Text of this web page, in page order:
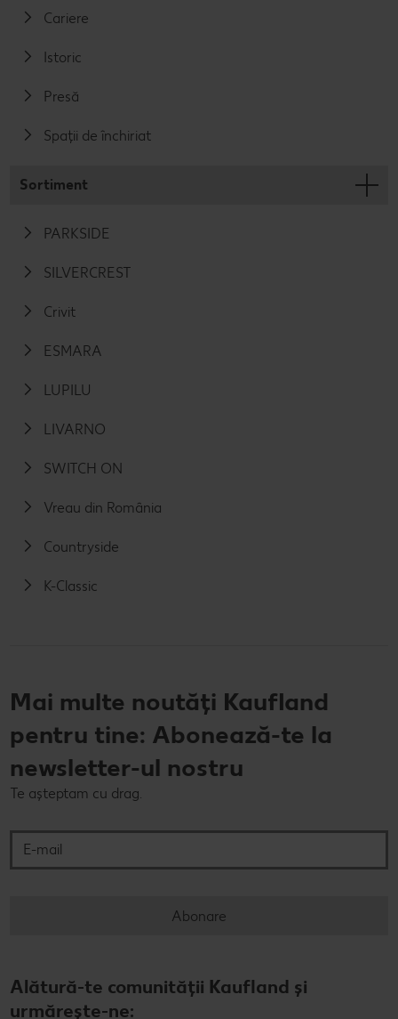
Cariere
Istoric
Presă
Spații de închiriat
Sortiment
PARKSIDE
SILVERCREST
Crivit
ESMARA
LUPILU
LIVARNO
SWITCH ON
Vreau din România
Countryside
K-Classic
Mai multe noutăți Kaufland
pentru tine: Abonează-te la
newsletter-ul nostru
Te așteptam cu drag.
Abonare
Alătură-te comunității Kaufland și
urmărește-ne: